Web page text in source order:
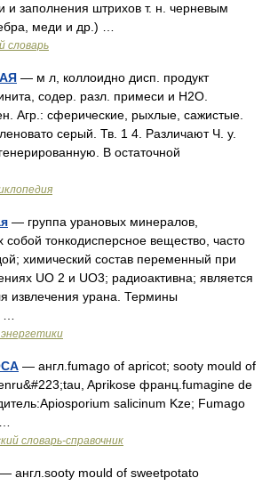
и заполнения штрихов т. н. черневым
меди и др.) …
словарь
— м л, коллоидно дисп. продукт
содер. разл. примеси и Н2О.
Агр.: сферические, рыхлые, сажистые.
серый. Тв. 1 4. Различают Ч. у.
В остаточной
— группа урановых минералов,
тонкодисперсное вещество, часто
химический состав переменный при
UO 2 и UO3; радиоактивна; является
извлечения урана. Термины
— англ.fumago of apricot; sooty mould of
Aprikose франц.fumagine de
salicinum Kze; Fumago
словарь-справочник
— англ.sooty mould of sweetpotato